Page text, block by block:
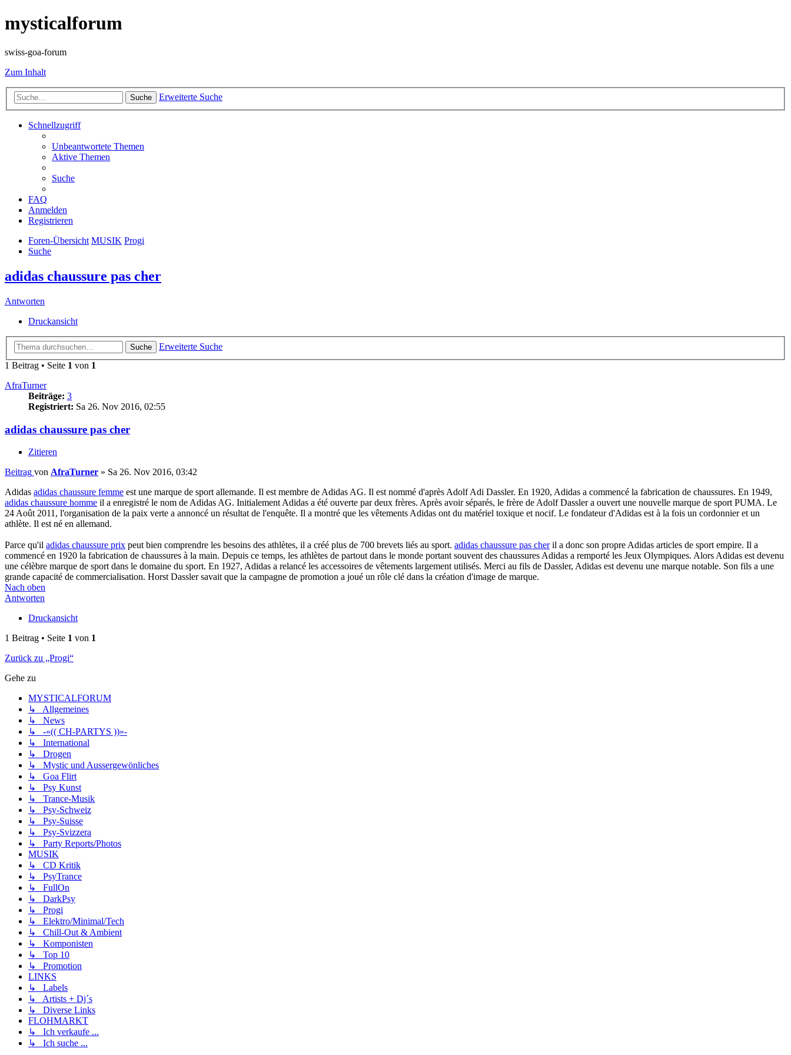
mysticalforum
swiss-goa-forum
Zum Inhalt
Suche Erweiterte Suche
Schnellzugriff
Unbeantwortete Themen
Aktive Themen
Suche
FAQ
Anmelden
Registrieren
Foren-Übersicht MUSIK Progi
Suche
adidas chaussure pas cher
Antworten
Druckansicht
Suche
Erweiterte Suche
1 Beitrag • Seite 1 von 1
AfraTurner
Beiträge: 3
Registriert: Sa 26. Nov 2016, 02:55
adidas chaussure pas cher
Zitieren
Beitrag von AfraTurner » Sa 26. Nov 2016, 03:42
Adidas adidas chaussure femme est une marque de sport allemande. Il est membre de Adidas AG. Il est nommé d'après Adolf Adi Dassler. En 1920, Adidas a commencé la fabrication de chaussures. En 1949,
adidas chaussure homme il a enregistré le nom de Adidas AG. Initialement Adidas a été ouverte par deux frères. Après avoir séparés, le frère de Adolf Dassler a ouvert une nouvelle marque de sport PUMA. Le
24 Août 2011, l'organisation de la paix verte a annoncé un résultat de l'enquête. Il a montré que les vêtements Adidas ont du matériel toxique et nocif. Le fondateur d'Adidas est à la fois un cordonnier et un
athlète. Il est né en allemand.
Parce qu'il adidas chaussure prix peut bien comprendre les besoins des athlètes, il a créé plus de 700 brevets liés au sport. adidas chaussure pas cheril a donc son propre Adidas articles de sport empire. Il a
commencé en 1920 la fabrication de chaussures à la main. Depuis ce temps, les athlètes de partout dans le monde portant souvent des chaussures Adidas a remporté les Jeux Olympiques. Alors Adidas est devenu
une célèbre marque de sport dans le domaine du sport. En 1927, Adidas a relancé les accessoires de vêtements largement utilisés. Merci au fils de Dassler, Adidas est devenu une marque notable. Son fils a une
grande capacité de commercialisation. Horst Dassler savait que la campagne de promotion a joué un rôle clé dans la création d'image de marque.
Nach oben
Antworten
Druckansicht
1 Beitrag • Seite 1 von 1
Zurück zu „Progi“
Gehe zu
MYSTICALFORUM
↳ Allgemeines
↳ News
↳ -«(( CH-PARTYS ))»-
↳ International
↳ Drogen
↳ Mystic und Aussergewönliches
↳ Goa Flirt
↳ Psy Kunst
↳ Trance-Musik
↳ Psy-Schweiz
↳ Psy-Suisse
↳ Psy-Svizzera
↳ Party Reports/Photos
MUSIK
↳ CD Kritik
↳ PsyTrance
↳ FullOn
↳ DarkPsy
↳ Progi
↳ Elektro/Minimal/Tech
↳ Chill-Out & Ambient
↳ Komponisten
↳ Top 10
↳ Promotion
LINKS
↳ Labels
↳ Artists + Dj´s
↳ Diverse Links
FLOHMARKT
↳ Ich verkaufe ...
↳ Ich suche ...